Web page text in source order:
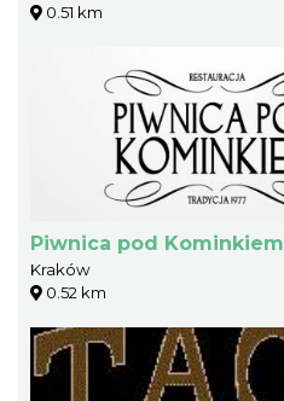
0.51 km
Piwnica pod Kominkiem
Kraków
0.52 km